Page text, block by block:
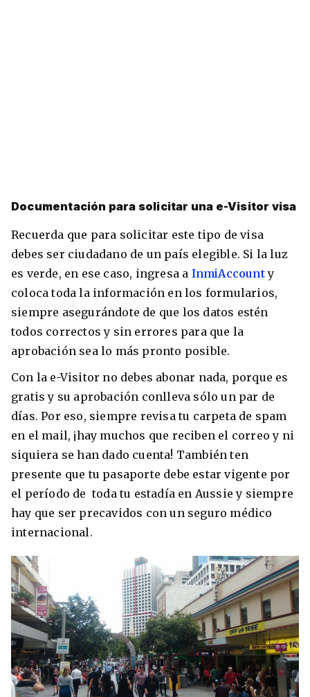
Documentación para solicitar una e-Visitor visa
Recuerda que para solicitar este tipo de visa
debes ser ciudadano de un país elegible. Si la luz
es verde, en ese caso, ingresa a InmiAccounty
coloca toda la información en los formularios,
siempre asegurándote de que los datos estén
todos correctos y sin errores para que la
aprobación sea lo más pronto posible.
Con la e-Visitor no debes abonar nada, porque es
gratis y su aprobación conlleva sólo un par de
días. Por eso, siempre revisa tu carpeta de spam
en el mail, ¡hay muchos que reciben el correo y ni
siquiera se han dado cuenta! También ten
presente que tu pasaporte debe estar vigente por
el período de toda tu estadía en Aussie y siempre
hay que ser precavidos con un seguro médico
internacional.